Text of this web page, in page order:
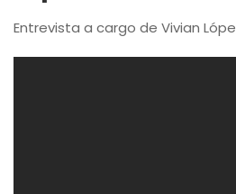
Entrevista a cargo de Vivian